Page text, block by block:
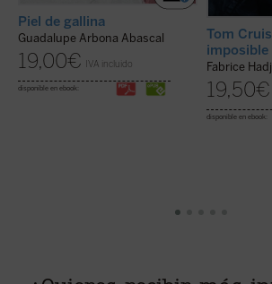
Piel de gallina
Guadalupe Arbona Abascal
19,00€ IVA incluido
disponible en ebook:
Tom
imposible
Fabrice
19,50€
disponible en ebook: